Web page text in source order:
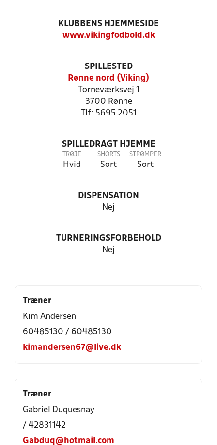
KLUBBENS HJEMMESIDE
www.vikingfodbold.dk
SPILLESTED
Rønne nord (Viking)
Torneværksvej 1
3700 Rønne
Tlf: 5695 2051
SPILLEDRAGT HJEMME
TRØJE
Hvid
SHORTS
Sort
STRØMPER
Sort
DISPENSATION
Nej
TURNERINGSFORBEHOLD
Nej
Træner
Kim Andersen
60485130 / 60485130
kimandersen67@live.dk
Træner
Gabriel Duquesnay
/ 42831142
Gabduq@hotmail.com